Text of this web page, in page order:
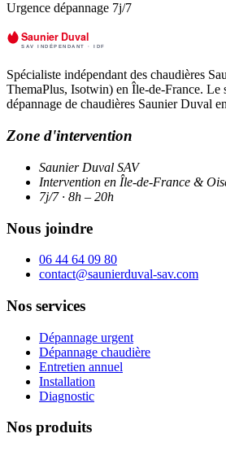
Urgence dépannage 7j/7
Spécialiste indépendant des chaudières
ThemaPlus, Isotwin) en Île-de-France. Le
dépannage de chaudières Saunier Duval
Zone d'intervention
Saunier Duval SAV
Intervention en Île-de-France &
7j/7 · 8h – 20h
Nous joindre
06 44 64 09 80
contact@saunierduval-sav.com
Nos services
Dépannage urgent
Dépannage chaudière
Entretien annuel
Installation
Diagnostic
Nos produits